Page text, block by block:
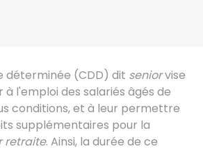
déterminée (CDD) dit seniorvise
l'emploi des salariés âgés de
conditions, et à leur permettre
supplémentaires pour la
retraite. Ainsi, la durée de ce